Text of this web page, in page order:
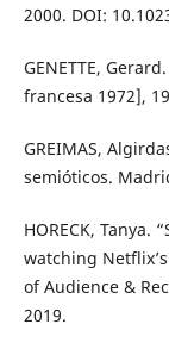
2000. DOI:
GENETTE,
francesa 1972],
GREIMAS,
semióticos.
HORECK, Tanya.
watching
of Audience &
2019.